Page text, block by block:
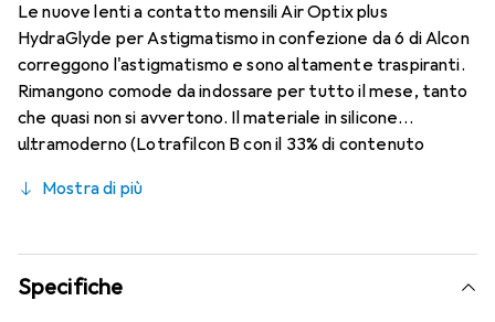
Le nuove lenti a contatto mensili Air Optix plus
HydraGlyde per Astigmatismo in confezione da 6 di Alcon
correggono l'astigmatismo e sono altamente traspiranti.
Rimangono comode da indossare per tutto il mese, tanto
che quasi non si avvertono. Il materiale in silicone
ultramoderno (Lotrafilcon B con il 33% di contenuto
Moisture Matrix e la nota tecnologia SmartShield,
conosci. Comfort e assenza di fastidi durante tutto il
giorno con queste lenti mensili.
Mostra di più
Specifiche